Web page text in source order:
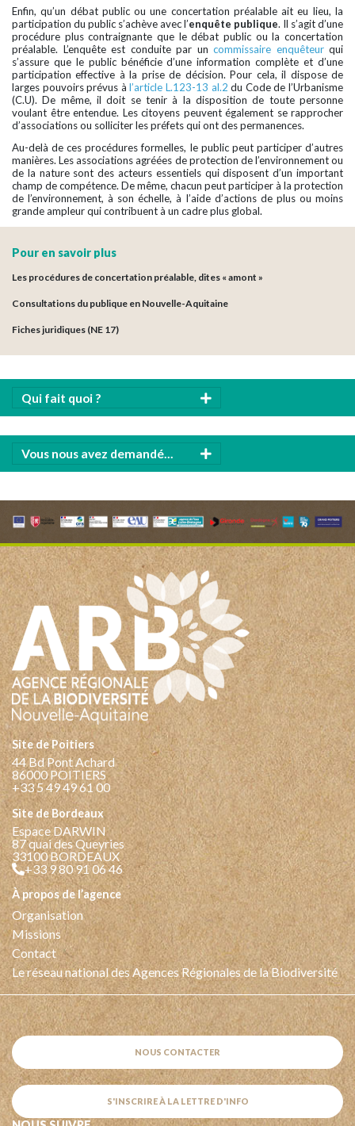
Enfin, qu’un débat public ou une concertation préalable ait eu lieu, la
participation du public s’achève avec l’enquête publique. Il s’agit d’une
procédure plus contraignante que le débat public ou la concertation
préalable. L’enquête est conduite par un commissaire enquêteurqui
s’assure que le public bénéficie d’une information complète et d’une
participation effective à la prise de décision. Pour cela, il dispose de
larges pouvoirs prévus àl’article L.123-13 al.2 du Code de l’Urbanisme
(C.U). De même, il doit se tenir à la disposition de toute personne
voulant être entendue. Les citoyens peuvent également se rapprocher
d’associations ou solliciter les préfets qui ont des permanences.
Au-delà de ces procédures formelles, le public peut participer d’autres
manières. Les associations agréées de protection de l’environnement ou
de la nature sont des acteurs essentiels qui disposent d’un important
champ de compétence. De même, chacun peut participer à la protection
de l’environnement, à son échelle, à l’aide d’actions de plus ou moins
grande ampleur qui contribuent à un cadre plus global.
Pour en savoir plus
Les procédures de concertation préalable, dites « amont »
Consultations du publique en Nouvelle-Aquitaine
Fiches juridiques (NE 17)
Qui fait quoi ?
Vous nous avez demandé...
Site de Poitiers
44 Bd Pont Achard
86000 POITIERS
+33 5 49 49 61 00
Site de Bordeaux
Espace DARWIN
87 quai des Queyries
33100 BORDEAUX
+33 9 80 91 06 46
à propos de l’agence
Organisation
Missions
Contact
Le réseau national des Agences Régionales de la Biodiversité
NOUS CONTACTER
S'INSCRIRE À LA LETTRE D'INFO